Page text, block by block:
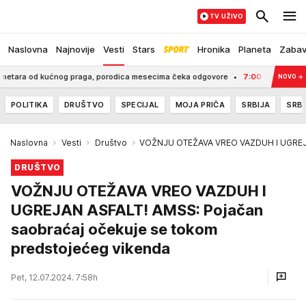
Naslovna Najnovije Vesti Stars Hronika Planeta
TV UŽIVO
od kućnog praga, porodica mesecima čeka odgovore 7:00 Drama naNOVO →
POLITIKA DRUŠTVO SPECIJAL MOJA PRIČA SRBIJA
Naslovna Vesti Društvo VOŽNJU OTEŽAVA VREO VAZDUH I
DRUŠTVO
VOŽNJU OTEŽAVA VREO VAZDUH I
UGREJAN ASFALT! AMSS: Pojačan
saobraćaj očekuje se tokom
predstojećeg vikenda
Pet, 12.07.2024. 7:58h